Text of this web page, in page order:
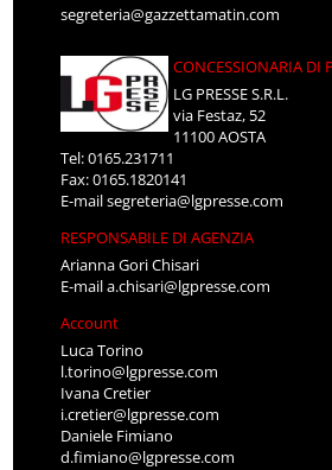
segreteria@gazzettamatin.com
CONCESSIONARIA DI
LG PRESSE S.R.L.
via Festaz, 52
11100 AOSTA
Tel: 0165.231711
Fax: 0165.1820141
E-mailsegreteria@lgpresse.com
RESPONSABILE DI AGENZIA
Arianna Gori Chisari
E-maila.chisari@lgpresse.com
Account
Luca Torino
l.torino@lgpresse.com
Ivana Cretier
i.cretier@lgpresse.com
Daniele Fimiano
d.fimiano@lgpresse.com